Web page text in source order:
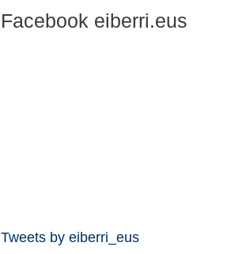
Facebook eiberri.eus
Tweets by eiberri_eus